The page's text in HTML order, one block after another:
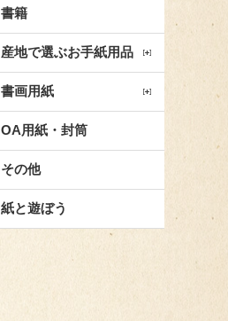
書籍
産地で選ぶお手紙用品
書画用紙
OA用紙・封筒
その他
紙と遊ぼう